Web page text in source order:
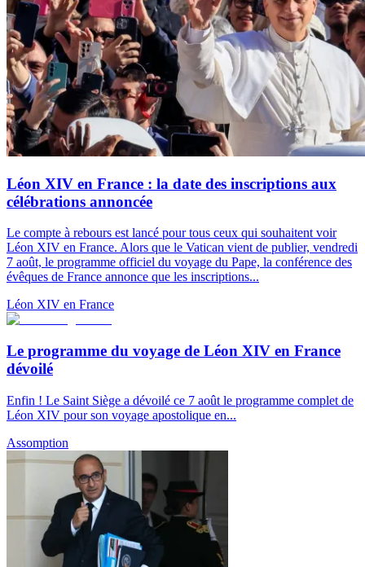
Léon XIV en France : la date des inscriptions aux
célébrations annoncée
Le compte à rebours est lancé pour tous ceux qui souhaitent voir
Léon XIV en France. Alors que le Vatican vient de publier, vendredi
7 août, le programme officiel du voyage du Pape, la conférence des
évêques de France annonce que les inscriptions...
Léon XIV en France
Le programme du voyage de Léon XIV en France
dévoilé
Enfin ! Le Saint Siège a dévoilé ce 7 août le programme complet de
Léon XIV pour son voyage apostolique en...
Assomption